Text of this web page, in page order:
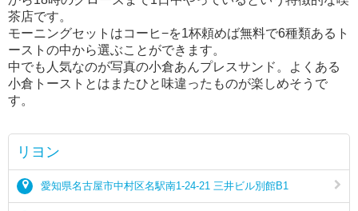
茶店です。
モーニングセットはコーヒ−を1杯頼めば無料で6種類あるト
ーストの中から選ぶことができます。
中でも人気なのが写真の小倉あんプレスサンド。よくある
小倉トーストとはまたひと味違ったものが楽しめそうで
す。
リヨン
愛知県名古屋市中村区名駅南1-24-21 三井ビル別館B1